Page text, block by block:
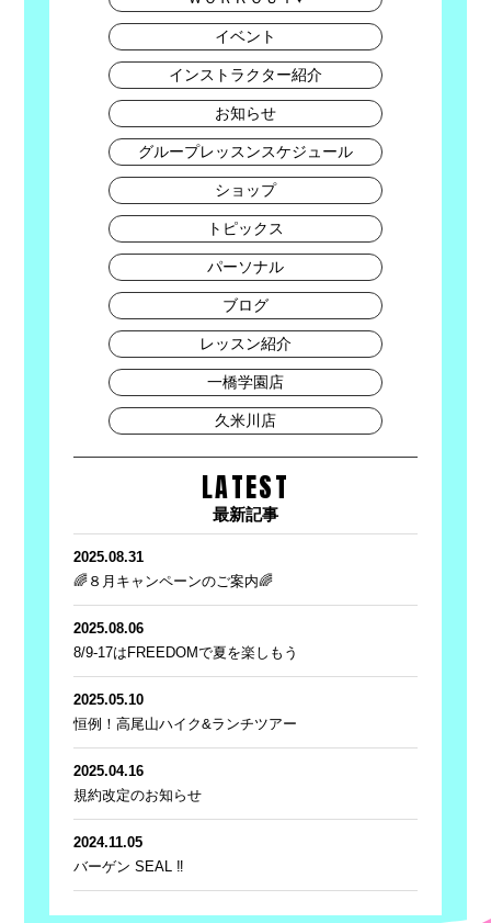
イベント
インストラクター紹介
お知らせ
グループレッスンスケジュール
ショップ
トピックス
パーソナル
ブログ
レッスン紹介
一橋学園店
久米川店
LATEST
最新記事
2025.08.31
🌈８月キャンペーンのご案内🌈
2025.08.06
8/9-17はFREEDOMで夏を楽しもう
2025.05.10
恒例！高尾山ハイク&ランチツアー
2025.04.16
規約改定のお知らせ
2024.11.05
バーゲン SEAL ‼